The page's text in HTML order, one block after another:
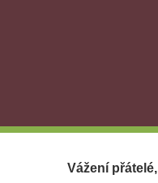
Vážení přátelé,